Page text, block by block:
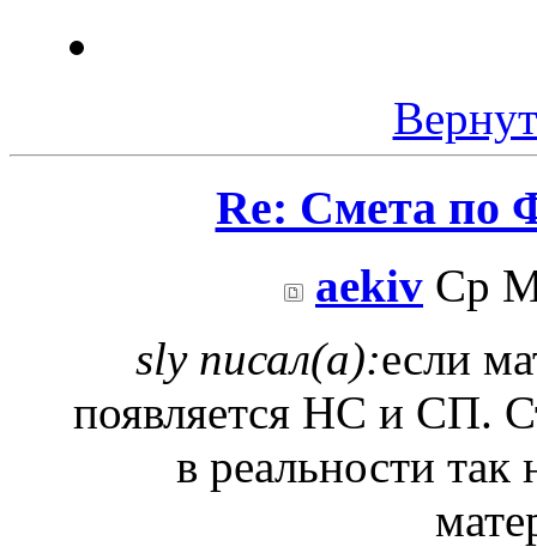
Re: Смета по
aekiv Ср
sly писал(а):если
появляется НС и СП.
в реальности так